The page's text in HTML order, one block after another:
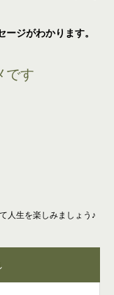
ジがわかります。
です
人生を楽しみましょう♪